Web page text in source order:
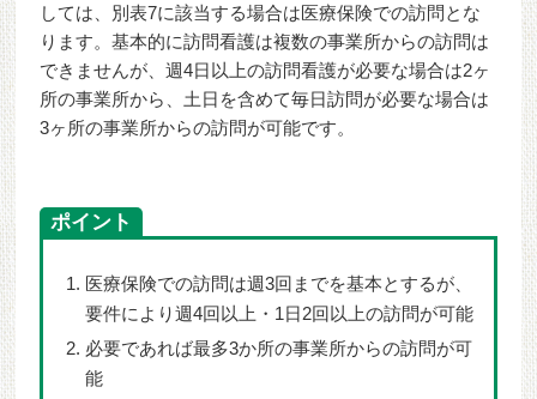
しては、別表7に該当する場合は医療保険での訪問とな
ります。基本的に訪問看護は複数の事業所からの訪問は
できませんが、週4日以上の訪問看護が必要な場合は2ヶ
所の事業所から、土日を含めて毎日訪問が必要な場合は
3ヶ所の事業所からの訪問が可能です。
ポイント
医療保険での訪問は週3回までを基本とするが、
要件により週4回以上・1日2回以上の訪問が可能
必要であれば最多3か所の事業所からの訪問が可
能